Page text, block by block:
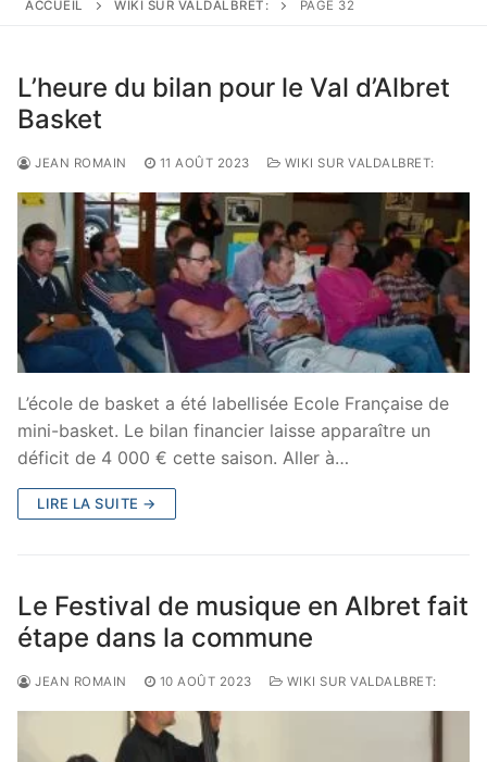
ACCUEIL WIKI SUR VALDALBRET: PAGE 32
L’heure du bilan pour le Val d’Albret
Basket
JEAN ROMAIN 11 AOÛT 2023 WIKI SUR VALDALBRET:
L’école de basket a été labellisée Ecole Française de
mini-basket. Le bilan financier laisse apparaître un
déficit de 4 000 € cette saison. Aller à…
LIRE LA SUITE →
Le Festival de musique en Albret fait
étape dans la commune
JEAN ROMAIN 10 AOÛT 2023 WIKI SUR VALDALBRET: